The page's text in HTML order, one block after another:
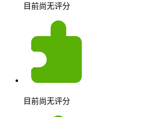
目前尚无评分
目前尚无评分